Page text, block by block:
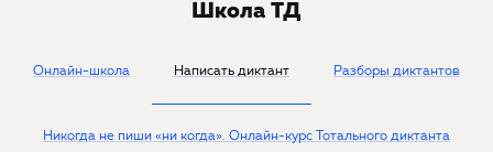
Школа ТД
Онлайн-школа Написать диктант Разборы диктантов
Никогда не пиши «ни когда». Онлайн-курс Тотального диктанта